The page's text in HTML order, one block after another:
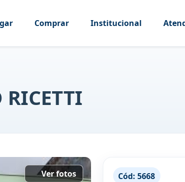
Comprar Institucional
Ver fotos Cód:5668